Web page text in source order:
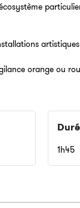
orange ou
1h45